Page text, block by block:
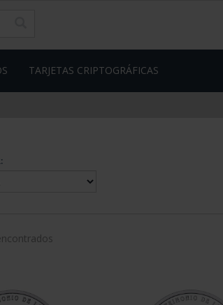
TARJETAS CRIPTOGRÁFICAS